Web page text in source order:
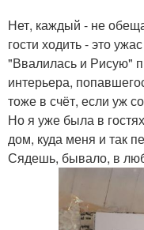
Нет, каждый - не
гости ходить - это
"Ввалилась и Рисую"
интерьера,
тоже в счёт, если уж
Но я уже была в
дом, куда меня и так
Сядешь, бывало, в